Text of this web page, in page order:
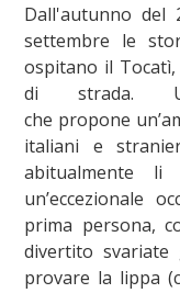
Dall'autunno del
settembre le
ospitano il
di strada.
che propone
italiani e
abitualmente
un’eccezionale
prima persona,
divertito
provare la lippa